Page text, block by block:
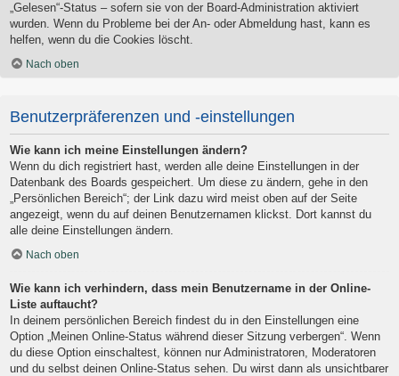
„Gelesen“-Status – sofern sie von der Board-Administration aktiviert
wurden. Wenn du Probleme bei der An- oder Abmeldung hast, kann es
helfen, wenn du die Cookies löscht.
Nach oben
Benutzerpräferenzen und -einstellungen
Wie kann ich meine Einstellungen ändern?
Wenn du dich registriert hast, werden alle deine Einstellungen in der
Datenbank des Boards gespeichert. Um diese zu ändern, gehe in den
„Persönlichen Bereich“; der Link dazu wird meist oben auf der Seite
angezeigt, wenn du auf deinen Benutzernamen klickst. Dort kannst du
alle deine Einstellungen ändern.
Nach oben
Wie kann ich verhindern, dass mein Benutzername in der Online-
Liste auftaucht?
In deinem persönlichen Bereich findest du in den Einstellungen eine
Option „Meinen Online-Status während dieser Sitzung verbergen“. Wenn
du diese Option einschaltest, können nur Administratoren, Moderatoren
und du selbst deinen Online-Status sehen. Du wirst dann als unsichtbarer